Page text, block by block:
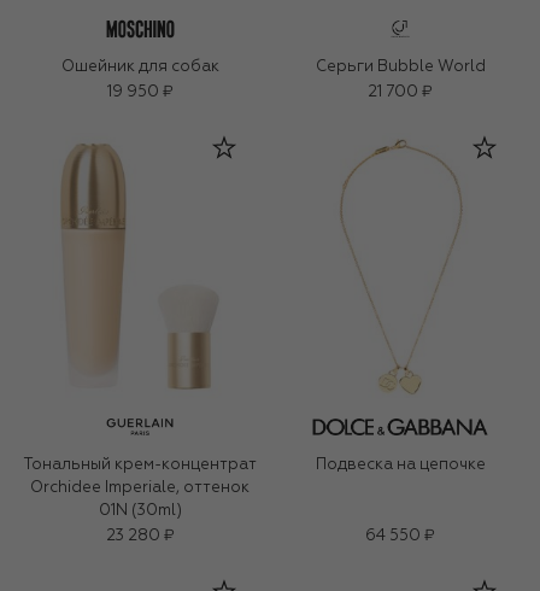
Ошейник для собак
19 950 ₽
Серьги Bubble World
21 700 ₽
Тональный крем-концентрат
Orchidee Imperiale, оттенок
01N (30ml)
23 280 ₽
Подвеска на цепочке
64 550 ₽